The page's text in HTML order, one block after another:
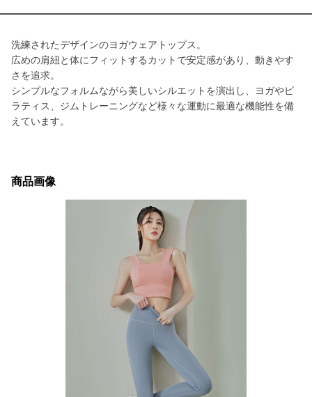
洗練されたデザインのヨガウェアトップス。
広めの肩紐と体にフィットするカットで安定感があり、動きやす
さを追求。
シンプルなフォルムながら美しいシルエットを演出し、ヨガやピ
ラティス、ジムトレーニングなど様々な運動に最適な機能性を備
えています。
商品画像